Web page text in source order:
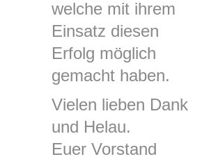
welche mit ihrem
Einsatz diesen
Erfolg möglich
gemacht haben.
Vielen lieben Dank
und Helau.
Euer Vorstand